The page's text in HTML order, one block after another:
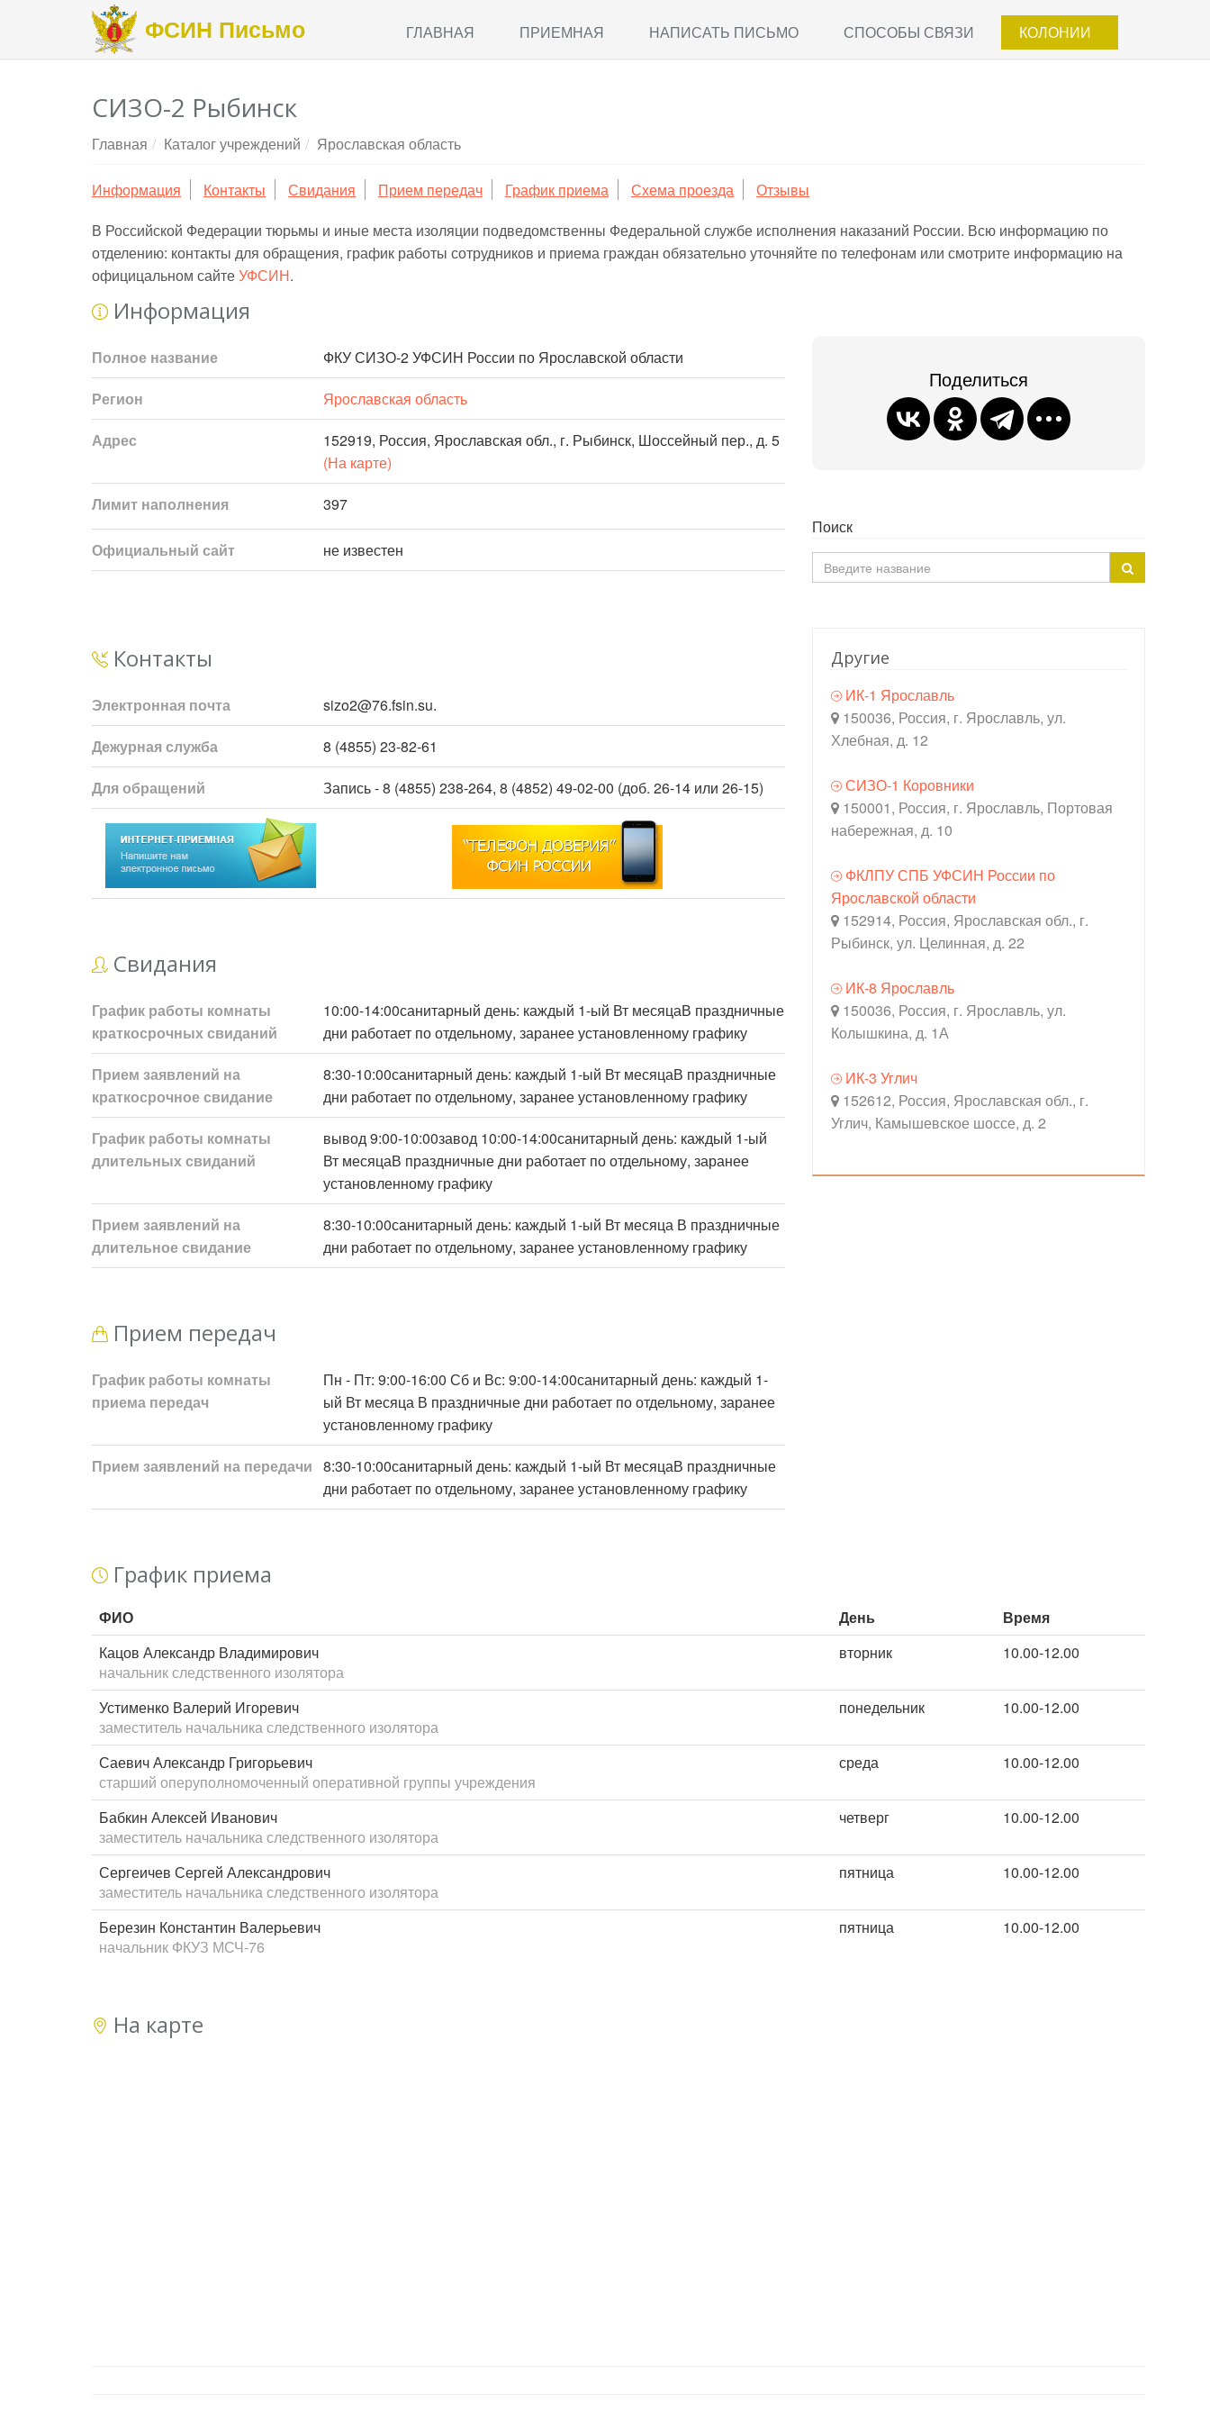
ФСИН Письмо ГЛАВНАЯ ПРИЕМНАЯ НАПИСАТЬ ПИСЬМО СПОСОБЫ СВЯЗИ КОЛОНИИ
СИЗО-2 Рыбинск
Главная Каталог учреждений Ярославская область
Информация Контакты Свидания Прием передач График приема Схема проезда
Отзывы
В Российской Федерации тюрьмы и иные места изоляции подведомственны Федеральной службе исполнения наказаний России. Всю информацию по
отделению: контакты для обращения, график работы сотрудников и приема граждан обязательно уточняйте по телефонам или смотрите информацию на
официцальном сайтеУФСИН.
Информация
Полное название
ФКУ СИЗО-2 УФСИН России по Ярославской области
Регион
Ярославская область
Адрес
152919, Россия, Ярославская обл., г. Рыбинск, Шоссейный пер., д. 5
(На карте)
Лимит наполнения
397
Официальный сайт не известен
Контакты
Электронная почта
sizo2@76.fsin.su.
Дежурная служба
8 (4855) 23-82-61
Для обращений
Запись - 8 (4855) 238-264, 8 (4852) 49-02-00 (доб. 26-14 или 26-15)
Свидания
График работы комнаты
краткосрочных свиданий
10:00-14:00санитарный день: каждый 1-ый Вт месяцаВ праздничные
дни работает по отдельному, заранее установленному графику
Прием заявлений на
краткосрочное свидание
8:30-10:00санитарный день: каждый 1-ый Вт месяцаВ праздничные
дни работает по отдельному, заранее установленному графику
График работы комнаты
длительных свиданий
вывод 9:00-10:00завод 10:00-14:00санитарный день: каждый 1-ый
Вт месяцаВ праздничные дни работает по отдельному, заранее
установленному графику
Прием заявлений на
длительное свидание
8:30-10:00санитарный день: каждый 1-ый Вт месяца В праздничные
дни работает по отдельному, заранее установленному графику
Прием передач
График работы комнаты
приема передач
Пн - Пт: 9:00-16:00 Сб и Вс: 9:00-14:00санитарный день: каждый 1-
ый Вт месяца В праздничные дни работает по отдельному, заранее
установленному графику
Прием заявлений на передачи 8:30-10:00санитарный день: каждый 1-ый Вт месяцаВ праздничные
дни работает по отдельному, заранее установленному графику
Поделиться
Поиск
Другие
ИК-1 Ярославль
150036, Россия, г. Ярославль, ул.
Хлебная, д. 12
СИЗО-1 Коровники
150001, Россия, г. Ярославль, Портовая
набережная, д. 10
ФКЛПУ СПБ УФСИН России по
Ярославской области
152914, Россия, Ярославская обл., г.
Рыбинск, ул. Целинная, д. 22
ИК-8 Ярославль
150036, Россия, г. Ярославль, ул.
Колышкина, д. 1А
ИК-3 Углич
152612, Россия, Ярославская обл., г.
Углич, Камышевское шоссе, д. 2
График приема
ФИО День
Время
Кацов Александр Владимирович
начальник следственного изолятора
вторник 10.00-12.00
Устименко Валерий Игоревич
заместитель начальника следственного изолятора
понедельник 10.00-12.00
Саевич Александр Григорьевич
старший оперуполномоченный оперативной группы учреждения
среда 10.00-12.00
Бабкин Алексей Иванович
заместитель начальника следственного изолятора
четверг 10.00-12.00
Сергеичев Сергей Александрович
заместитель начальника следственного изолятора
пятница 10.00-12.00
Березин Константин Валерьевич
начальник ФКУЗ МСЧ-76
пятница 10.00-12.00
На карте